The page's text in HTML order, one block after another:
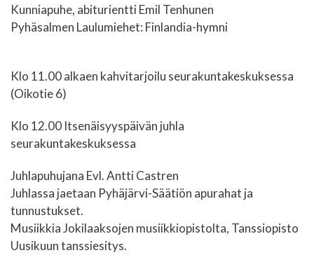
Kunniapuhe, abiturientti Emil Tenhunen
Pyhäsalmen Laulumiehet: Finlandia-hymni
Klo 11.00 alkaen kahvitarjoilu seurakuntakeskuksessa
(Oikotie 6)
Klo 12.00 Itsenäisyyspäivän juhla
seurakuntakeskuksessa
Juhlapuhujana Evl. Antti Castren
Juhlassa jaetaan Pyhäjärvi-Säätiön apurahat ja
tunnustukset.
Musiikkia Jokilaaksojen musiikkiopistolta, Tanssiopisto
Uusikuun tanssiesitys.